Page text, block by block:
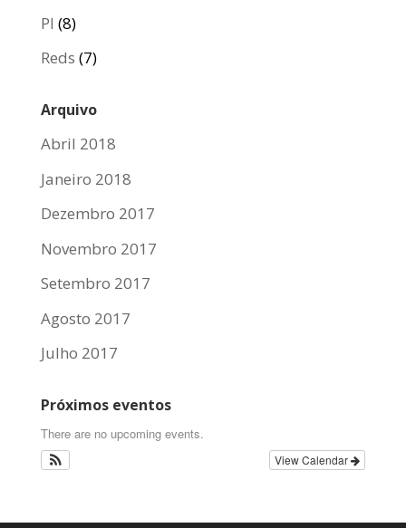
PI (8)
Reds (7)
Arquivo
Abril 2018
Janeiro 2018
Dezembro 2017
Novembro 2017
Setembro 2017
Agosto 2017
Julho 2017
Próximos eventos
There are no upcoming events.
View Calendar